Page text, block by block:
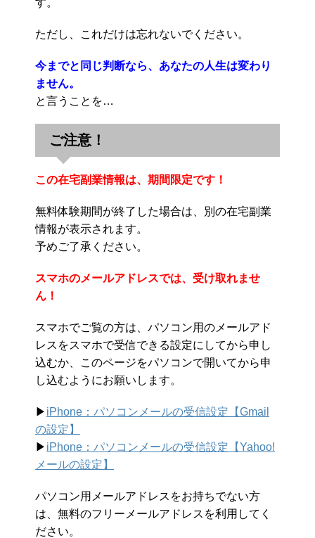
ただし、これだけは忘れないでください。
今までと同じ判断なら、あなたの人生は変わり
ません。
と言うことを…
ご注意！
この在宅副業情報は、期間限定です！
無料体験期間が終了した場合は、別の在宅副業
情報が表示されます。
予めご了承ください。
スマホのメールアドレスでは、受け取れませ
ん！
スマホでご覧の方は、パソコン用のメールアド
レスをスマホで受信できる設定にしてから申し
込むか、このページをパソコンで開いてから申
し込むようにお願いします。
▶︎ iPhone：パソコンメールの受信設定【Gmail
の設定】
▶︎ iPhone：パソコンメールの受信設定【Yahoo!
メールの設定】
パソコン用メールアドレスをお持ちでない方
は、無料のフリーメールアドレスを利用してく
ださい。